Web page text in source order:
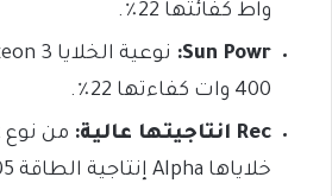
واط كفائتها 22٪.
Sun Powr: نوعية الخلايا maxeon 3
400 وات
كفاءتها 22٪.
Rec انتاجيتها عالية:
خلاياها Alpha
إنتاجية الطاقة 405 واط